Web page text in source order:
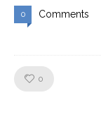
0 Comments
0